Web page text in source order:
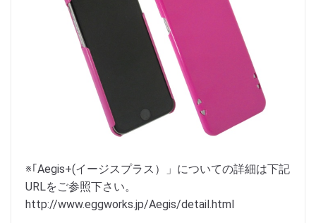
※｢Aegis+(イージスプラス）」についての詳細は下記
URLをご参照下さい。
http://www.eggworks.jp/Aegis/detail.html